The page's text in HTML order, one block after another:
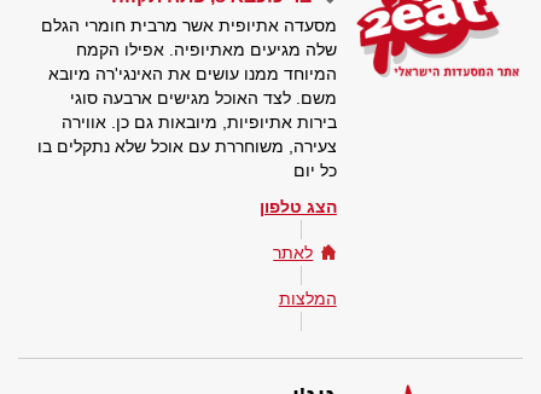
מסעדה אתיופית אשר מרבית חומרי הגלם
שלה מגיעים מאתיופיה. אפילו הקמח
המיוחד ממנו עושים את האינגי'רה מיובא
משם. לצד האוכל מגישים ארבעה סוגי
בירות אתיופיות, מיובאות גם כן. אווירה
צעירה, משוחררת עם אוכל שלא נתקלים בו
כל יום
הצג טלפון
לאתר
המלצות